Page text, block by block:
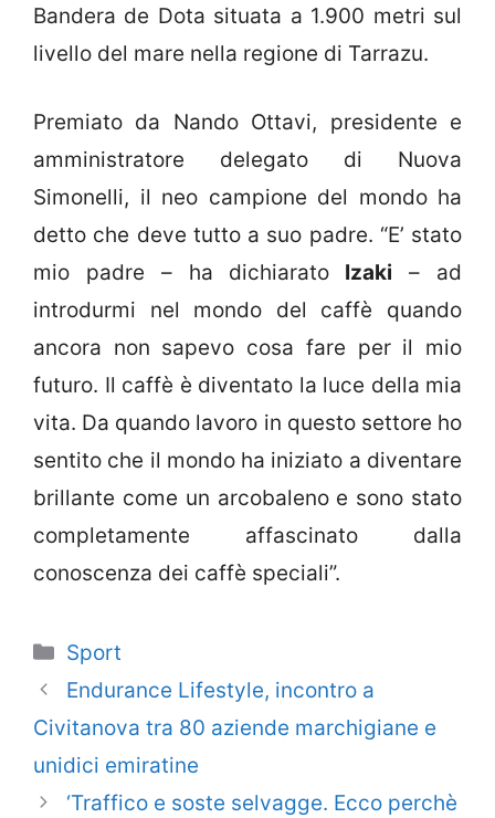
Bandera de Dota situata a 1.900 metri sul
livello del mare nella regione di Tarrazu.
Premiato da Nando Ottavi, presidente e
amministratore delegato di Nuova
Simonelli, il neo campione del mondo ha
detto che deve tutto a suo padre. “E’ stato
mio padre – ha dichiarato Izaki – ad
introdurmi nel mondo del caffè quando
ancora non sapevo cosa fare per il mio
futuro. Il caffè è diventato la luce della mia
vita. Da quando lavoro in questo settore ho
sentito che il mondo ha iniziato a diventare
brillante come un arcobaleno e sono stato
completamente affascinato dalla
conoscenza dei caffè speciali”.
Categorie
Sport
Endurance Lifestyle, incontro a
Civitanova tra 80 aziende marchigiane e
unidici emiratine
‘Traffico e soste selvagge. Ecco perchè